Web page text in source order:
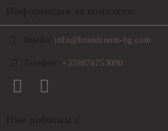
info@brandroom-bg.com
+359876753090